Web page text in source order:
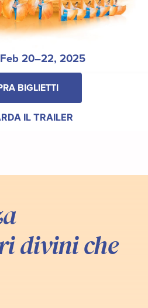
Feb 20–22, 2025
BIGLIETTI
IL TRAILER
divini che